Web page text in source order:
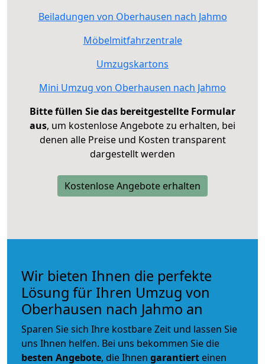
Beiladungen von Oberhausen nach Jahmo
Möbelmitfahrzentrale
Umzugskartons
Mini Umzug von Oberhausen nach Jahmo
Bitte füllen Sie das bereitgestellte Formular
aus, um kostenlose Angebote zu erhalten, bei
denen alle Preise und Kosten transparent
dargestellt werden
Kostenlose Angebote erhalten
Wir bieten Ihnen die perfekte
Lösung für Ihren Umzug von
Oberhausen nach Jahmo an
Sparen Sie sich Ihre kostbare Zeit und lassen Sie
uns Ihnen helfen. Bei uns bekommen Sie die
besten Angebote, die Ihnen garantiert einen